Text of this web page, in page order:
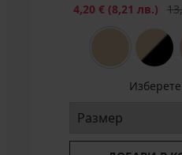
Намаление
4,20 € (8,21 лв.)